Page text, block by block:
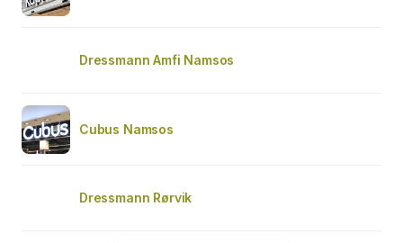
Dressmann Amfi Namsos
Cubus Namsos
Dressmann Rørvik